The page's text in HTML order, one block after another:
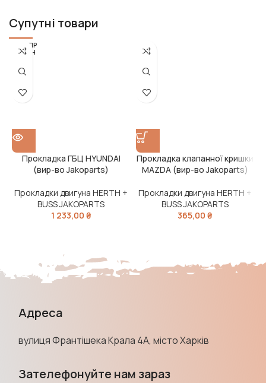
Супутні товари
РОЗПР
ОДАН
Прокладка ГБЦ HYUNDAI
(вир-во Jakoparts)
Прокладки двигуна HERTH +
BUSS JAKOPARTS
1 233,00 ₴
Прокладка клапанної кришки
MAZDA (вир-во Jakoparts)
Прокладки двигуна HERTH +
BUSS JAKOPARTS
365,00 ₴
Адреса
вулиця Франтішека Крала 4А, місто Харків
Зателефонуйте нам зараз